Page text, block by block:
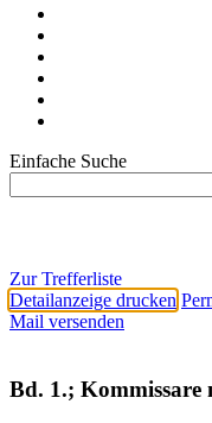
Einfache Suche
Zur Trefferliste
Detailanzeige drucken
Mail versenden
Bd. 1.; Kommissare